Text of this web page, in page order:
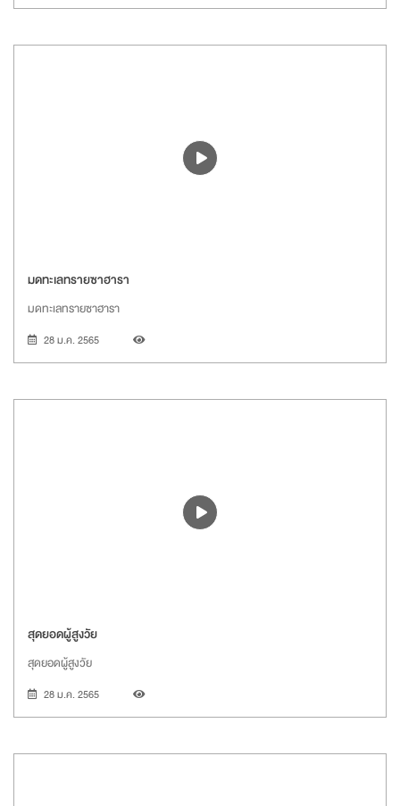
มดทะเลทรายซาฮารา
มดทะเลทรายซาฮารา
28 ม.ค. 2565
สุดยอดผู้สูงวัย
สุดยอดผู้สูงวัย
28 ม.ค. 2565